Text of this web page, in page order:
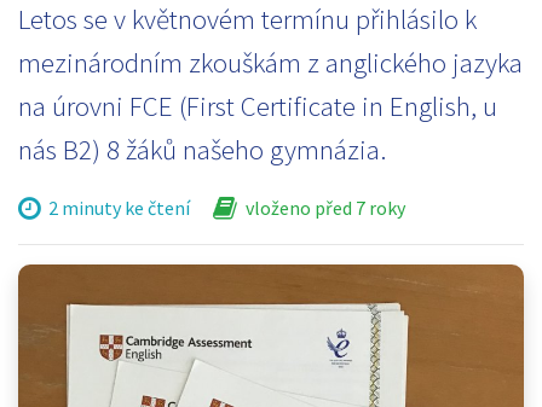
Letos se v květnovém termínu přihlásilo k
mezinárodním zkouškám z anglického jazyka
na úrovni FCE (First Certificate in English, u
nás B2) 8 žáků našeho gymnázia.
2 minuty ke čtení vloženo před 7 roky